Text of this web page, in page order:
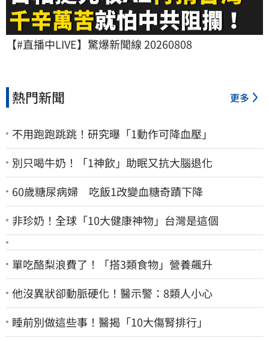
【#直播中LIVE】驚爆新聞線 20260808
熱門新聞 更多
不用跑跑跳跳！研究曝「1動作可降血壓」
別只喝牛奶！「1神飲」助眠又抗大腦退化
60歲糖尿病婦 吃飯1改變血糖奇蹟下降
非珍奶！全球「10大健康神物」台灣是這個
單吃酪梨浪費了！「搭3類食物」營養飆升
他沒異狀卻動脈硬化！醫示警：8類人小心
睡前別做這些事！醫揭「10大傷腎排行」